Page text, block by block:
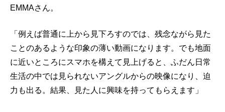
EMMAさん。
「例えば普通に上から見下ろすのでは、残念ながら見た
ことのあるような印象の薄い動画になります。でも地面
に近いところにスマホを構えて見上げると、ふだん日常
生活の中では見られないアングルからの映像になり、迫
力も出る。結果、見た人に興味を持ってもらえます」